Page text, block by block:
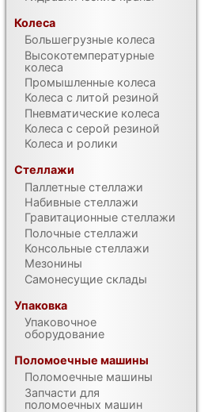
Колеса
Большегрузные колеса
Высокотемпературные
колеса
Промышленные колеса
Колеса с литой резиной
Пневматические колеса
Колеса с серой резиной
Колеса и ролики
Стеллажи
Паллетные стеллажи
Набивные стеллажи
Гравитационные стеллажи
Полочные стеллажи
Консольные стеллажи
Мезонины
Самонесущие склады
Упаковка
Упаковочное
оборудование
Поломоечные машины
Поломоечные машины
Запчасти для
поломоечных машин